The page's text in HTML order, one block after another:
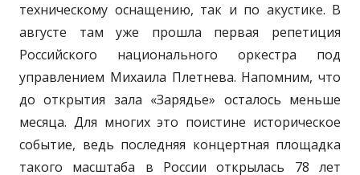
техническому оснащению, так и по акустике. В
августе там уже прошла первая репетиция
Российского национального оркестра под
управлением Михаила Плетнева. Напомним, что
до открытия зала «Зарядье» осталось меньше
месяца. Для многих это поистине историческое
событие, ведь последняя концертная площадка
такого масштаба в России открылась 78 лет